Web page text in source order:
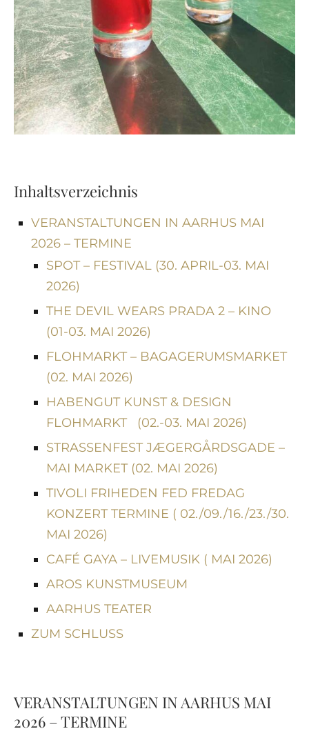
Inhaltsverzeichnis
VERANSTALTUNGEN IN AARHUS MAI
2026 – TERMINE
SPOT – FESTIVAL (30. APRIL-03. MAI
2026)
THE DEVIL WEARS PRADA 2 – KINO
(01-03. MAI 2026)
FLOHMARKT – BAGAGERUMSMARKET
(02. MAI 2026)
HABENGUT KUNST & DESIGN
FLOHMARKT (02.-03. MAI 2026)
STRASSENFEST JÆGERGÅRDSGADE –
MAI MARKET (02. MAI 2026)
TIVOLI FRIHEDEN FED FREDAG
KONZERT TERMINE ( 02./09./16./23./30.
MAI 2026)
CAFÉ GAYA – LIVEMUSIK ( MAI 2026)
AROS KUNSTMUSEUM
AARHUS TEATER
ZUM SCHLUSS
VERANSTALTUNGEN IN AARHUS MAI
2026 – TERMINE